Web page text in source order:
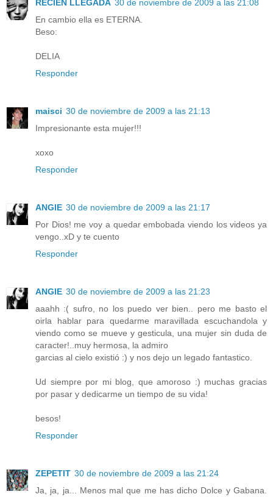
RECIEN LLEGADA 30 de noviembre de 2009 a las 21:08
En cambio ella es ETERNA.
Beso:
DELIA
Responder
maisci 30 de noviembre de 2009 a las 21:13
Impresionante esta mujer!!!
xoxo
Responder
ANGIE 30 de noviembre de 2009 a las 21:17
Por Dios! me voy a quedar embobada viendo los videos ya
vengo..xD y te cuento
Responder
ANGIE 30 de noviembre de 2009 a las 21:23
aaahh :( sufro, no los puedo ver bien.. pero me basto el
oirla hablar para quedarme maravillada escuchandola y
viendo como se mueve y gesticula, una mujer sin duda de
caracter!..muy hermosa, la admiro
garcias al cielo existió :) y nos dejo un legado fantastico.
Ud siempre por mi blog, que amoroso :) muchas gracias
por pasar y dedicarme un tiempo de su vida!
besos!
Responder
ZEPETIT 30 de noviembre de 2009 a las 21:24
Ja, ja, ja... Menos mal que me has dicho Dolce y Gabana.